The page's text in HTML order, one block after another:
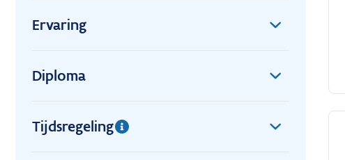
Ervaring
Diploma
Tijdsregeling